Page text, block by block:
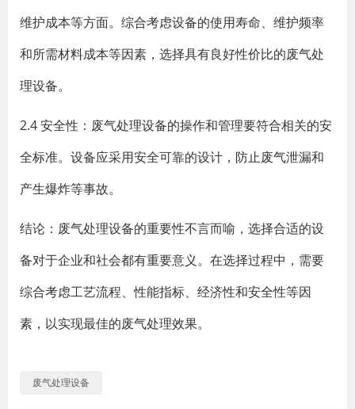
维护成本等方面。综合考虑设备的使用寿命、维护频率
和所需材料成本等因素，选择具有良好性价比的废气处
理设备。
2.4 安全性：废气处理设备的操作和管理要符合相关的安
全标准。设备应采用安全可靠的设计，防止废气泄漏和
产生爆炸等事故。
结论：废气处理设备的重要性不言而喻，选择合适的设
备对于企业和社会都有重要意义。在选择过程中，需要
综合考虑工艺流程、性能指标、经济性和安全性等因
素，以实现最佳的废气处理效果。
废气处理设备